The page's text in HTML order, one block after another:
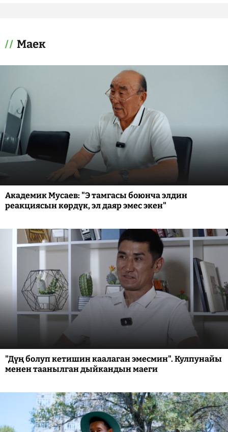
Маек
Академик Мусаев: "Э тамгасы боюнча элдин
реакциясын көрдүк, эл даяр эмес экен"
"Дүң болуп кетишин каалаган эмесмин". Кулпунайы
менен таанылган дыйкандын маеги